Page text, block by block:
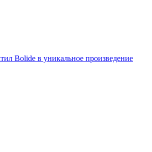
Bolide в уникальное произведение